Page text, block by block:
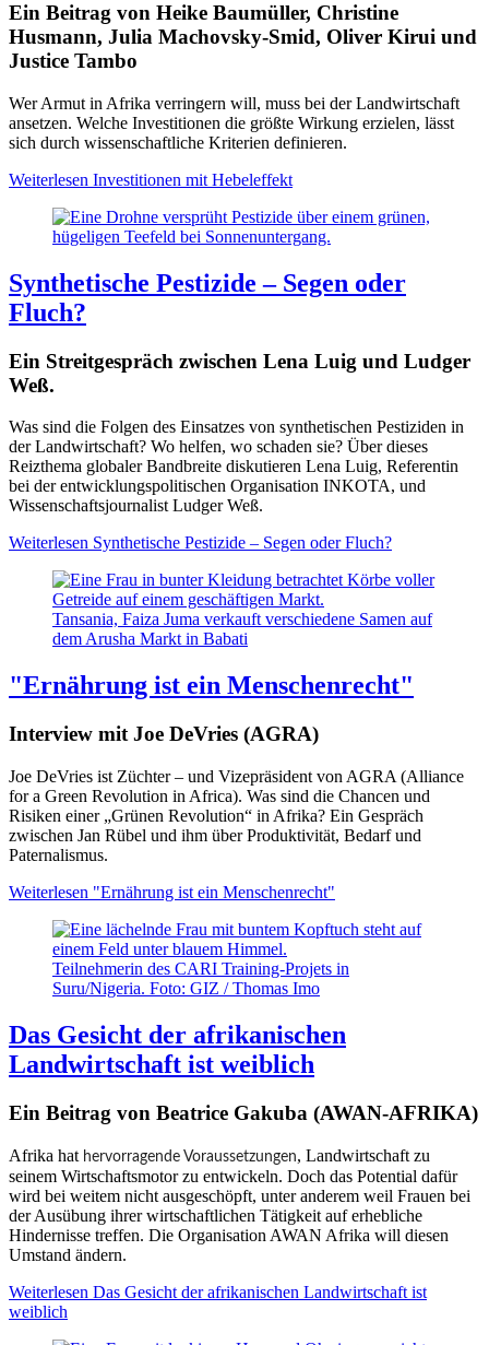
Ein Beitrag von Heike Baumüller, Christine
Husmann, Julia Machovsky-Smid, Oliver Kirui und
Justice Tambo
Wer Armut in Afrika verringern will, muss bei der Landwirtschaft
ansetzen. Welche Investitionen die größte Wirkung erzielen, lässt
sich durch wissenschaftliche Kriterien definieren.
Weiterlesen Investitionen mit Hebeleffekt
Synthetische Pestizide – Segen oder
Fluch?
Ein Streitgespräch zwischen Lena Luig und Ludger
Weß.
Was sind die Folgen des Einsatzes von synthetischen Pestiziden in
der Landwirtschaft? Wo helfen, wo schaden sie? Über dieses
Reizthema globaler Bandbreite diskutieren Lena Luig, Referentin
bei der entwicklungspolitischen Organisation INKOTA, und
Wissenschaftsjournalist Ludger Weß.
Weiterlesen Synthetische Pestizide – Segen oder Fluch?
Tansania, Faiza Juma verkauft verschiedene Samen auf
dem Arusha Markt in Babati
"Ernährung ist ein Menschenrecht"
Interview mit Joe DeVries (AGRA)
Joe DeVries ist Züchter – und Vizepräsident von AGRA (Alliance
for a Green Revolution in Africa). Was sind die Chancen und
Risiken einer „Grünen Revolution“ in Afrika? Ein Gespräch
zwischen Jan Rübel und ihm über Produktivität, Bedarf und
Paternalismus.
Weiterlesen "Ernährung ist ein Menschenrecht"
Teilnehmerin des CARI Training-Projets in
Suru/Nigeria. Foto: GIZ / Thomas Imo
Das Gesicht der afrikanischen
Landwirtschaft ist weiblich
Ein Beitrag von Beatrice Gakuba (AWAN-AFRIKA)
Afrika hat hervorragende Voraussetzungen, Landwirtschaft zu
seinem Wirtschaftsmotor zu entwickeln. Doch das Potential dafür
wird bei weitem nicht ausgeschöpft, unter anderem weil Frauen bei
der Ausübung ihrer wirtschaftlichen Tätigkeit auf erhebliche
Hindernisse treffen. Die Organisation AWAN Afrika will diesen
Umstand ändern.
Weiterlesen Das Gesicht der afrikanischen Landwirtschaft ist
weiblich